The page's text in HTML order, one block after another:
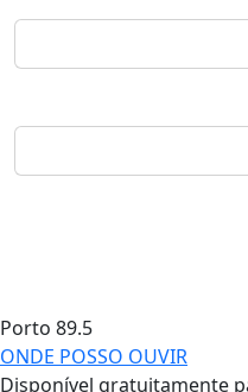
Porto 89.5
ONDE POSSO OUVIR
Disponível gratuitamente